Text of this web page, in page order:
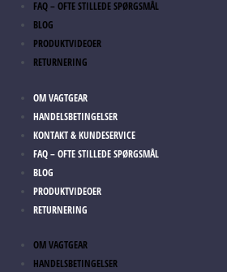
FAQ – OFTE STILLEDE SPØRGSMÅL
BLOG
PRODUKTVIDEOER
RETURNERING
OM VAGTGEAR
HANDELSBETINGELSER
KONTAKT & KUNDESERVICE
FAQ – OFTE STILLEDE SPØRGSMÅL
BLOG
PRODUKTVIDEOER
RETURNERING
OM VAGTGEAR
HANDELSBETINGELSER